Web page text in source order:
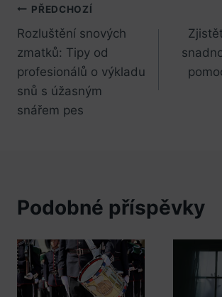
Navigace
pro
příspěvek
PŘEDCHOZÍ
Rozluštění snových
zmatků: Tipy od
profesionálů o výkladu
snů s úžasným
snářem pes
Podobné příspěvky